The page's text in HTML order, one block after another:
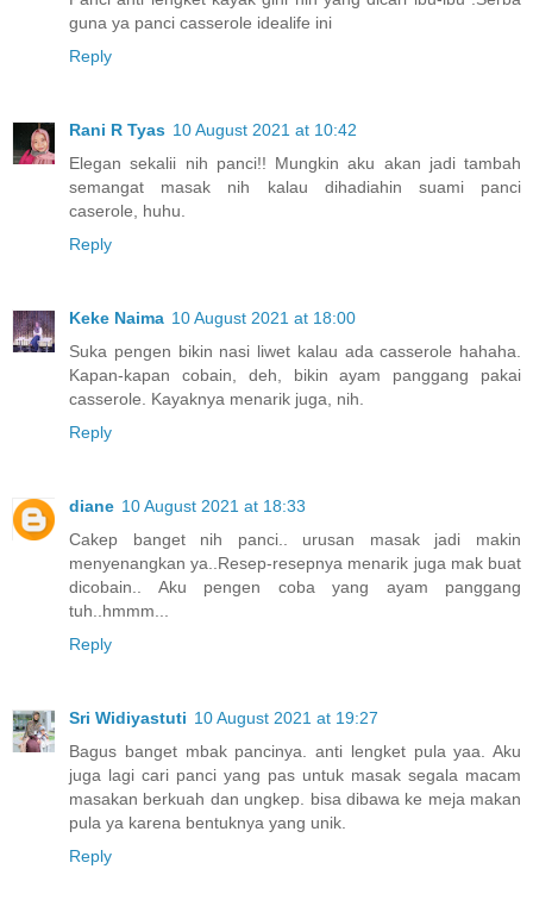
guna ya panci casserole idealife ini
Reply
Rani R Tyas 10 August 2021 at 10:42
Elegan sekalii nih panci!! Mungkin aku akan jadi tambah
semangat masak nih kalau dihadiahin suami panci
caserole, huhu.
Reply
Keke Naima 10 August 2021 at 18:00
Suka pengen bikin nasi liwet kalau ada casserole hahaha.
Kapan-kapan cobain, deh, bikin ayam panggang pakai
casserole. Kayaknya menarik juga, nih.
Reply
diane 10 August 2021 at 18:33
Cakep banget nih panci.. urusan masak jadi makin
menyenangkan ya..Resep-resepnya menarik juga mak buat
dicobain.. Aku pengen coba yang ayam panggang
tuh..hmmm...
Reply
Sri Widiyastuti 10 August 2021 at 19:27
Bagus banget mbak pancinya. anti lengket pula yaa. Aku
juga lagi cari panci yang pas untuk masak segala macam
masakan berkuah dan ungkep. bisa dibawa ke meja makan
pula ya karena bentuknya yang unik.
Reply